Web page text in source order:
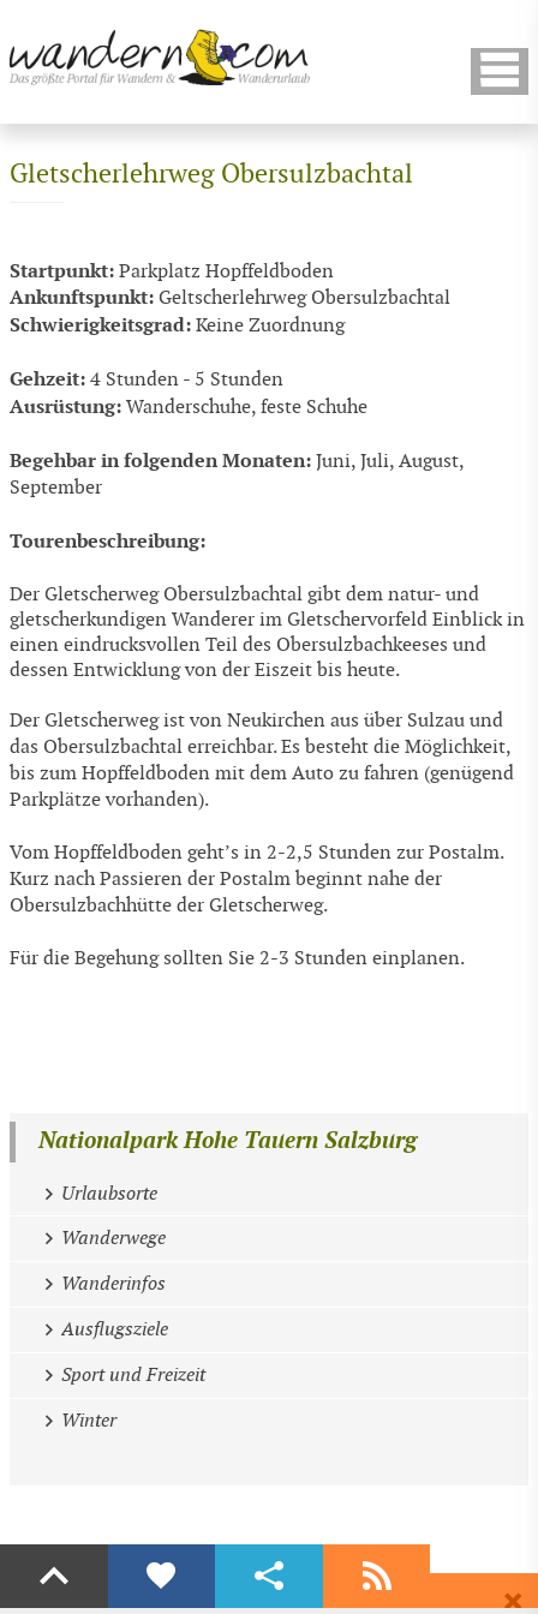
Gletscherlehrweg Obersulzbachtal
Startpunkt: Parkplatz Hopffeldboden
Ankunftspunkt: Geltscherlehrweg Obersulzbachtal
Schwierigkeitsgrad: Keine Zuordnung
Gehzeit: 4 Stunden - 5 Stunden
Ausrüstung: Wanderschuhe, feste Schuhe
Begehbar in folgenden Monaten: Juni, Juli, August,
September
Tourenbeschreibung:
Der Gletscherweg Obersulzbachtal gibt dem natur- und
gletscherkundigen Wanderer im Gletschervorfeld Einblick in
einen eindrucksvollen Teil des Obersulzbachkeeses und
dessen Entwicklung von der Eiszeit bis heute.
Der Gletscherweg ist von Neukirchen aus über Sulzau und
das Obersulzbachtal erreichbar. Es besteht die Möglichkeit,
bis zum Hopffeldboden mit dem Auto zu fahren (genügend
Parkplätze vorhanden).
Vom Hopffeldboden geht’s in 2-2,5 Stunden zur Postalm.
Kurz nach Passieren der Postalm beginnt nahe der
Obersulzbachhütte der Gletscherweg.
Für die Begehung sollten Sie 2-3 Stunden einplanen.
Nationalpark Hohe Tauern Salzburg
Urlaubsorte
Wanderwege
Wanderinfos
Ausflugsziele
Sport und Freizeit
Winter
Liken
Teilen
Abonnieren